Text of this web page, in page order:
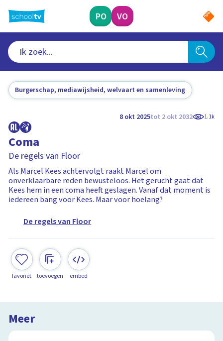
naar
hoofdinhoud
PO VO
Burgerschap, mediawijsheid, welvaart en samenleving
8 okt 2025tot 2 okt 2032 1.1k
Coma
De regels van Floor
Als Marcel Kees achtervolgt raakt Marcel om
onverklaarbare reden bewusteloos. Het gerucht gaat dat
Kees hem in een coma heeft geslagen. Vanaf dat moment is
iedereen bang voor Kees. Maar voor hoelang?
De regels van Floor
favoriet toevoegen embed
Meer